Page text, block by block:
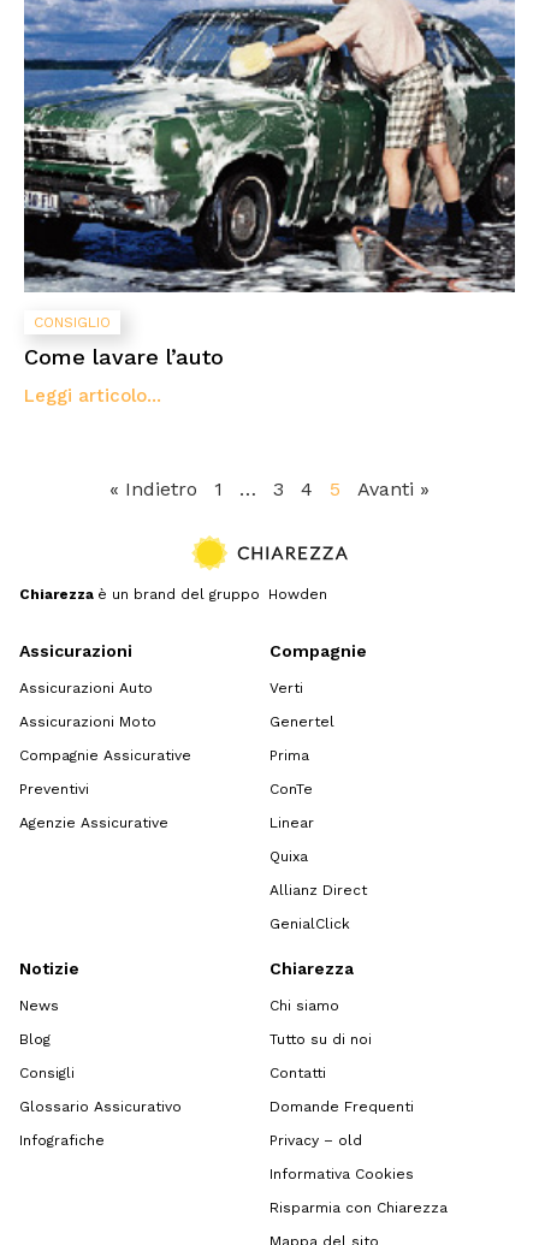
CONSIGLIO
Come lavare l’auto
Leggi articolo...
« Indietro 1 … 3 4 5 Avanti »
Chiarezza è un brand del gruppo Howden
Assicurazioni
Assicurazioni Auto
Assicurazioni Moto
Compagnie Assicurative
Preventivi
Agenzie Assicurative
Compagnie
Verti
Genertel
Prima
ConTe
Linear
Quixa
Allianz Direct
GenialClick
Notizie
News
Blog
Consigli
Glossario Assicurativo
Infografiche
Chiarezza
Chi siamo
Tutto su di noi
Contatti
Domande Frequenti
Privacy – old
Informativa Cookies
Risparmia con Chiarezza
Mappa del sito